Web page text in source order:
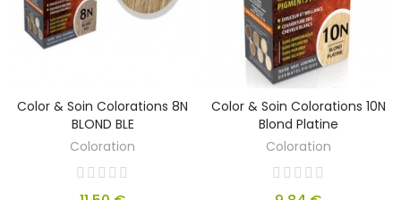
Color & Soin Colorations 8N
BLOND BLE
Coloration
Color & Soin Colorations 10N
Blond Platine
Coloration